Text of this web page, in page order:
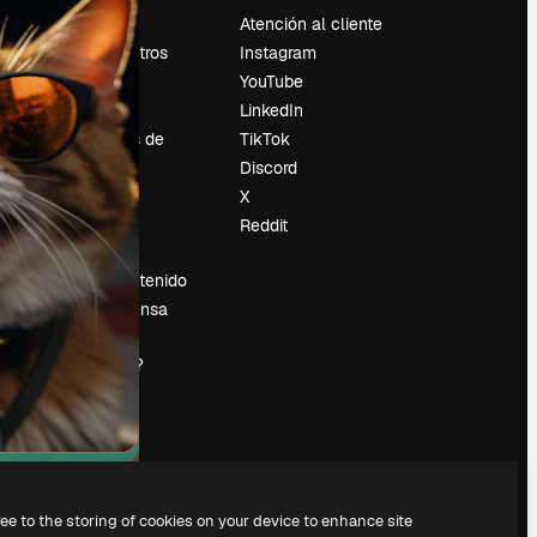
Precios
Sobre nosotros
Reviews
Empleo
Tendencias de
búsqueda
Blog
Eventos
Slidesgo
Vender contenido
Sala de prensa
¿Buscas
magnific.ai?
Atención al cliente
Instagram
YouTube
LinkedIn
TikTok
Discord
X
Reddit
to the storing of cookies on your device to enhance site